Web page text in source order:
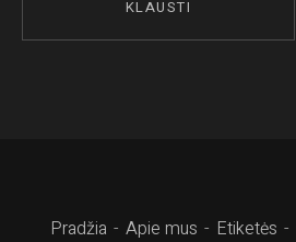
Pradžia Apie mus Etiketės